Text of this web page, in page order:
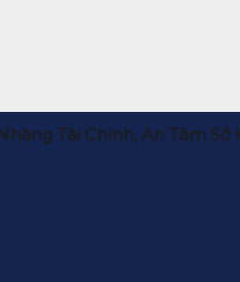
Tài Chính, An Tâm Sở